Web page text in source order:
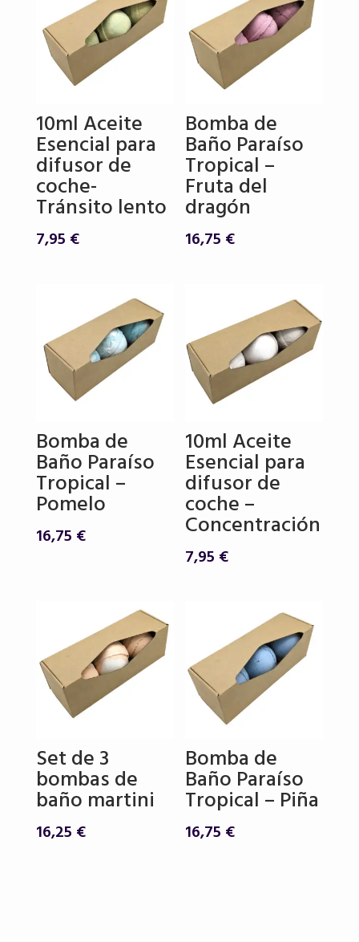
10ml Aceite
Esencial para
difusor de
coche-
Tránsito lento
7,95 €
Bomba de
Baño Paraíso
Tropical –
Fruta del
dragón
16,75 €
Bomba de
Baño Paraíso
Tropical –
Pomelo
16,75 €
10ml Aceite
Esencial para
difusor de
coche –
Concentración
7,95 €
Set de 3
bombas de
baño martini
16,25 €
Bomba de
Baño Paraíso
Tropical – Piña
16,75 €